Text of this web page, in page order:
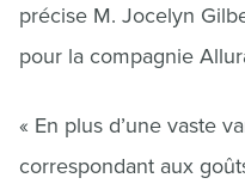
précise M. Jocelyn
pour la compagnie
« En plus d’une vaste
correspondant aux